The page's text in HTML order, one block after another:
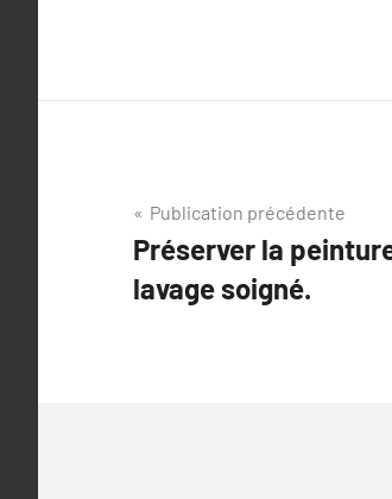
Navigation
de
l’article
Publication précédente
Préserver la
lavage soigné.